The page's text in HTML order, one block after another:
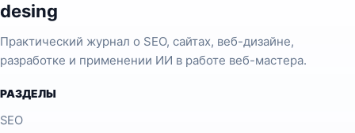
desing
Практический журнал о SEO, сайтах, веб-дизайне,
разработке и применении ИИ в работе веб-мастера.
РАЗДЕЛЫ
SEO